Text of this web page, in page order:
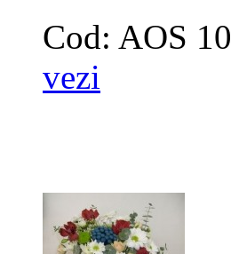
Cod: AOS 10
vezi